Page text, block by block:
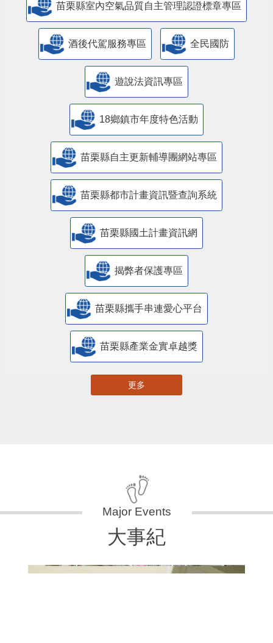
苗栗縣室內空氣品質自主管理認證標章專區
酒後代駕服務專區 全民國防
遊說法資訊專區
18鄉鎮市年度特色活動
苗栗縣自主更新輔導團網站專區
苗栗縣都市計畫資訊暨查詢系統
苗栗縣國土計畫資訊網
揭弊者保護專區
苗栗縣攜手串連愛心平台
苗栗縣產業金實卓越獎
更多
大事紀